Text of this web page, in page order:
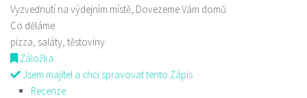
Vyzvednutí na výdejním místě, Dovezeme Vám domů
Co děláme
pizza, saláty, těstoviny
Záložka
Jsem majitel a chci spravovat tento Zápis
Recenze